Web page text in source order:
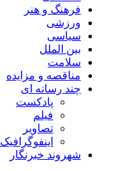
فرهنگ و هنر
ورزشی
سیاسی
بین الملل
سلامت
مناقصه و مزایده
چند رسانه ای
پادکست
فیلم
تصاویر
اینفوگرافیک
شهروند خبرنگار